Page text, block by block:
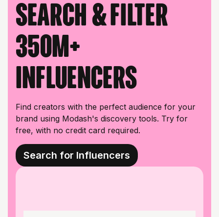
Search & filter
350M+
influencers
Find creators with the perfect audience for your
brand using Modash's discovery tools. Try for
free, with no credit card required.
Search for Influencers